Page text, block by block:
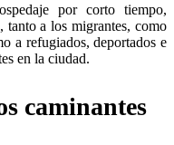
por corto tiempo,
tanto a los migrantes, como
a refugiados, deportados e
en la ciudad.
caminantes